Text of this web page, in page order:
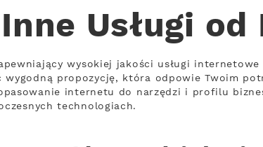
Inne Usługi od
wysokiej jakości usługi
wygodną propozycję, która odpowie Twoim
internetu do narzędzi i profilu
technologiach.